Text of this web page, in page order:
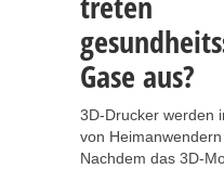
Gase aus?
3D-Drucker werden
von
Nachdem das 3D-